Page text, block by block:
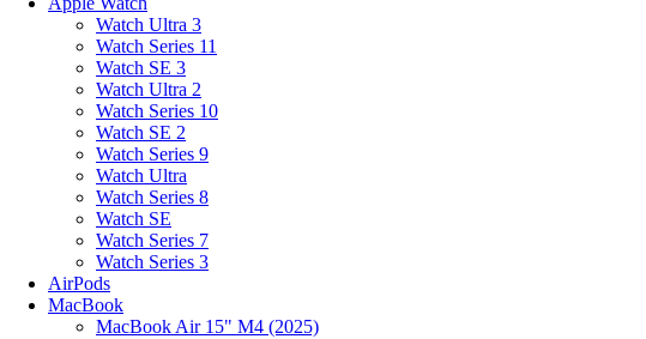
Watch Ultra 3
Watch Series 11
Watch SE 3
Watch Ultra 2
Watch Series 10
Watch SE 2
Watch Series 9
Watch Ultra
Watch Series 8
Watch SE
Watch Series 7
Watch Series 3
AirPods
MacBook
MacBook Air 15" M4 (2025)